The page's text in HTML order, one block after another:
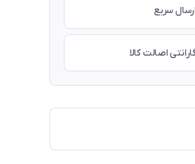
ارسال سریع
اصالت کالا